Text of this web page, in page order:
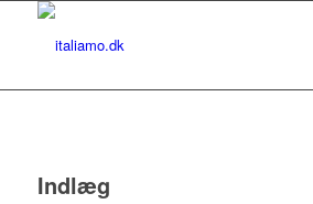
Indlæg